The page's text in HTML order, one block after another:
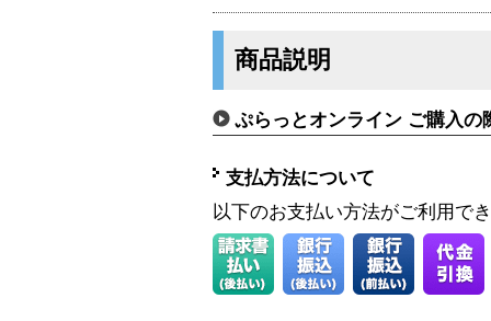
商品説明
ぷらっとオンライン ご購入の
支払方法について
以下のお支払い方法がご利用で